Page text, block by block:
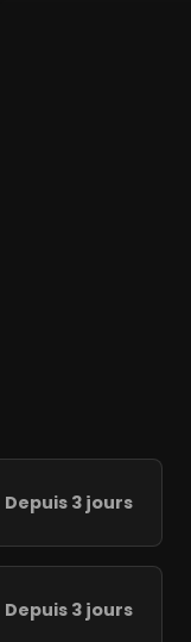
Depuis 3 jours
Depuis 3 jours